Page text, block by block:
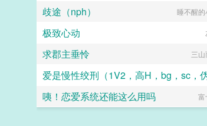
歧途（nph） 睡不醒的
极致心动
求郡主垂怜 三山
咦！恋爱系统还能这么用吗 富